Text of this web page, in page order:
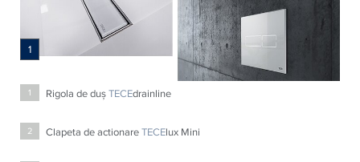
1
1 Rigola de duşTECEdrainline
2 Clapeta de actionareTECElux Mini